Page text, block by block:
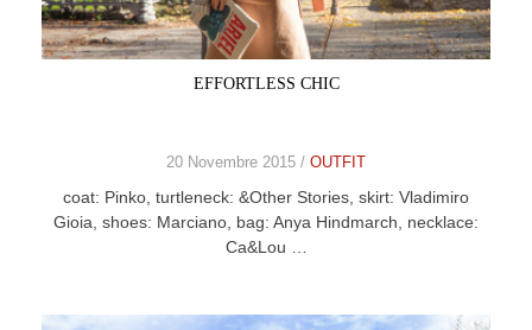
EFFORTLESS CHIC
20 Novembre 2015 / OUTFIT
coat: Pinko, turtleneck: &Other Stories, skirt: Vladimiro
Gioia, shoes: Marciano, bag: Anya Hindmarch, necklace:
Ca&Lou …